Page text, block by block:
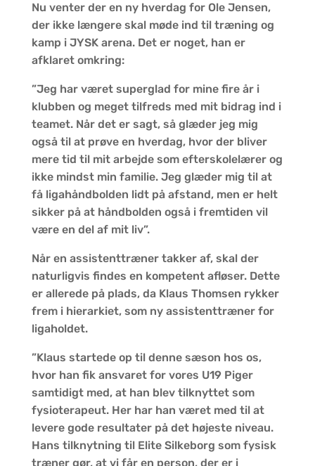
Nu venter der en ny hverdag for Ole Jensen,
der ikke længere skal møde ind til træning og
kamp i JYSK arena. Det er noget, han er
afklaret omkring:
”Jeg har været superglad for mine fire år i
klubben og meget tilfreds med mit bidrag ind i
teamet. Når det er sagt, så glæder jeg mig
også til at prøve en hverdag, hvor der bliver
mere tid til mit arbejde som efterskolelærer og
ikke mindst min familie. Jeg glæder mig til at
få ligahåndbolden lidt på afstand, men er helt
sikker på at håndbolden også i fremtiden vil
være en del af mit liv”.
Når en assistenttræner takker af, skal der
naturligvis findes en kompetent afløser. Dette
er allerede på plads, da Klaus Thomsen rykker
frem i hierarkiet, som ny assistenttræner for
ligaholdet.
”Klaus startede op til denne sæson hos os,
hvor han fik ansvaret for vores U19 Piger
samtidigt med, at han blev tilknyttet som
fysioterapeut. Her har han været med til at
levere gode resultater på det højeste niveau.
Hans tilknytning til Elite Silkeborg som fysisk
træner gør, at vi får en person, der er i